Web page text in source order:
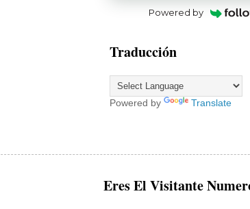
Powered by
Traducción
Powered by Translate
Eres El Visitante